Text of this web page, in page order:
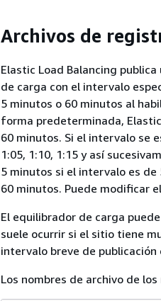
Archivos de
Elastic Load Balancing
de carga con el intervalo
5 minutos o 60 minutos al
forma predeterminada,
60 minutos. Si el intervalo se
1:05, 1:10, 1:15 y así
5 minutos si el intervalo es
60 minutos. Puede modificar
El equilibrador de carga
suele ocurrir si el sitio tiene
intervalo breve de
Los nombres de archivo de